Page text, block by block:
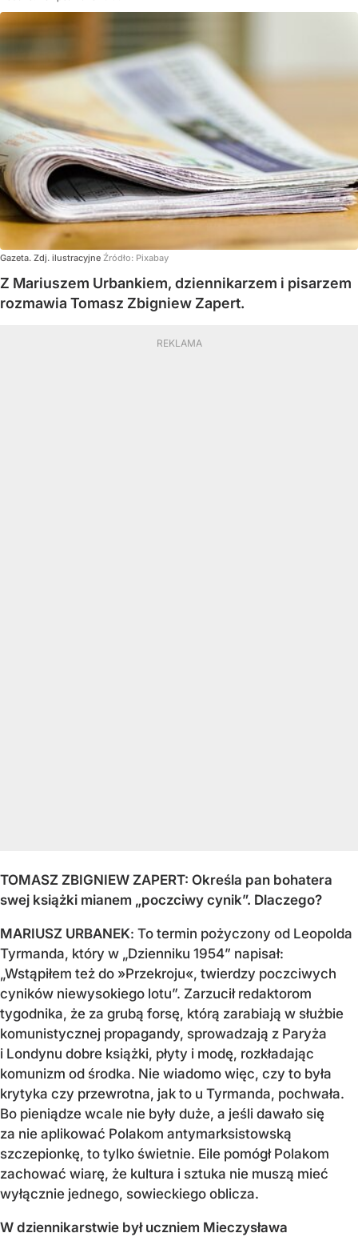
Gazeta. Zdj. ilustracyjne Źródło: Pixabay
Z Mariuszem Urbankiem, dziennikarzem i pisarzem
rozmawia Tomasz Zbigniew Zapert.
TOMASZ ZBIGNIEW ZAPERT: Określa pan bohatera
swej książki mianem „poczciwy cynik”. Dlaczego?
MARIUSZ URBANEK: To termin pożyczony od Leopolda
Tyrmanda, który w „Dzienniku 1954” napisał:
„Wstąpiłem też do »Przekroju«, twierdzy poczciwych
cyników niewysokiego lotu”. Zarzucił redaktorom
tygodnika, że za grubą forsę, którą zarabiają w służbie
komunistycznej propagandy, sprowadzają z Paryża
i Londynu dobre książki, płyty i modę, rozkładając
komunizm od środka. Nie wiadomo więc, czy to była
krytyka czy przewrotna, jak to u Tyrmanda, pochwała.
Bo pieniądze wcale nie były duże, a jeśli dawało się
za nie aplikować Polakom antymarksistowską
szczepionkę, to tylko świetnie. Eile pomógł Polakom
zachować wiarę, że kultura i sztuka nie muszą mieć
wyłącznie jednego, sowieckiego oblicza.
W dziennikarstwie był uczniem Mieczysława